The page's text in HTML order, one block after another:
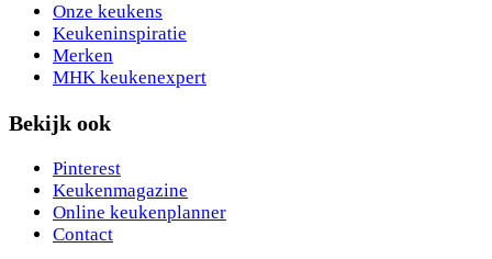
Onze keukens
Keukeninspiratie
Merken
MHK keukenexpert
Bekijk ook
Pinterest
Keukenmagazine
Online keukenplanner
Contact